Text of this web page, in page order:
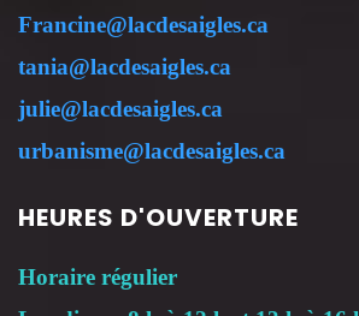
Francine@lacdesaigles.ca
tania@lacdesaigles.ca
julie@lacdesaigles.ca
urbanisme@lacdesaigles.ca
HEURES D'OUVERTURE
Horaire régulier